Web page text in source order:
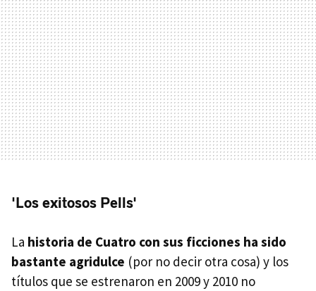
'Los exitosos Pells'
La historia de Cuatro con sus ficciones ha sido
bastante agridulce (por no decir otra cosa) y los
títulos que se estrenaron en 2009 y 2010 no